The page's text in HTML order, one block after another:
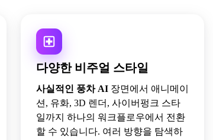
다양한 비주얼 스타일
사실적인 풍차 AI장면에서 애니메이
션, 유화, 3D 렌더, 사이버펑크 스타
일까지 하나의 워크플로우에서 전환
할 수 있습니다. 여러 방향을 탐색하